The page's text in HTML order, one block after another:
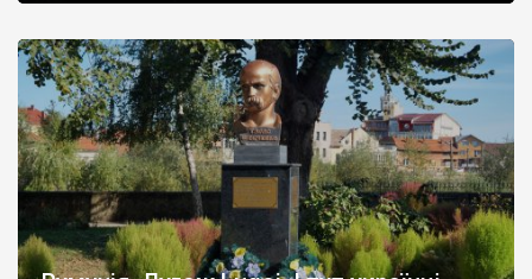
до 1932 року, туристичним об’єктом її зробили на кошти
європейських фондів вже у 21 столітті. Тут є колесо огляду,
концертний зал (зона), міні-гольф, […]